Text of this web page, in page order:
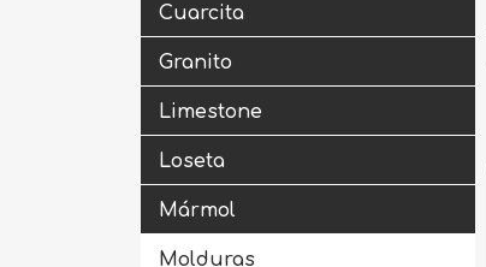
Cuarcita
Granito
Limestone
Loseta
Mármol
Molduras